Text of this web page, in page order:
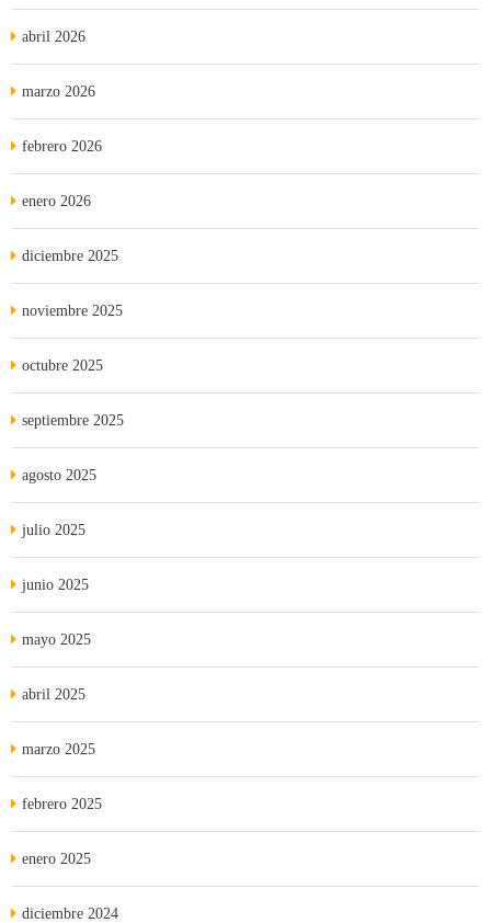
abril 2026
marzo 2026
febrero 2026
enero 2026
diciembre 2025
noviembre 2025
octubre 2025
septiembre 2025
agosto 2025
julio 2025
junio 2025
mayo 2025
abril 2025
marzo 2025
febrero 2025
enero 2025
diciembre 2024